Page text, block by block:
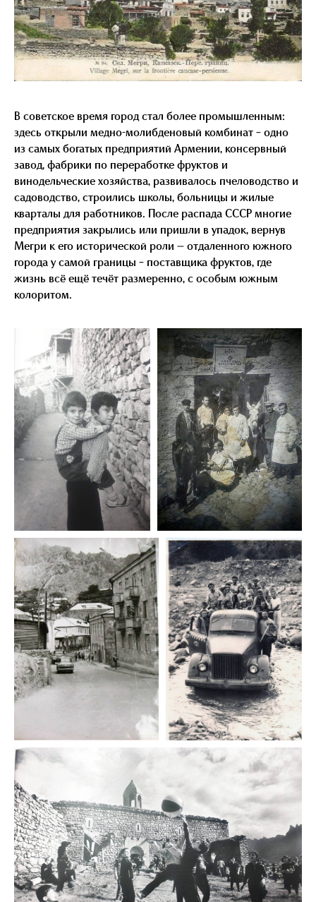
В советское время город стал более промышленным:
здесь открыли медно-молибденовый комбинат – одно
из самых богатых предприятий Армении, консервный
завод, фабрики по переработке фруктов и
винодельческие хозяйства, развивалось пчеловодство и
садоводство, строились школы, больницы и жилые
кварталы для работников. После распада СССР многие
предприятия закрылись или пришли в упадок, вернув
Мегри к его исторической роли — отдаленного южного
города у самой границы – поставщика фруктов, где
жизнь всё ещё течёт размеренно, с особым южным
колоритом.